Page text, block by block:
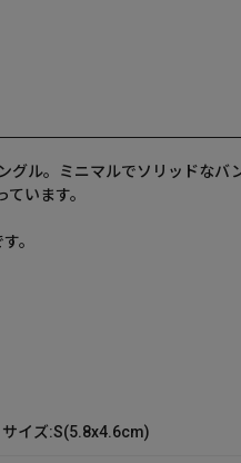
ル。ミニマルでソリッドな
います。
。
サイズ:S(5.8x4.6cm)